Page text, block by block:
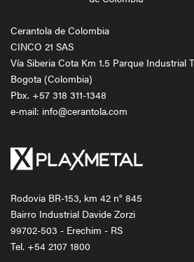
Cerantola de Colombia
CINCO 21 SAS
Vía Siberia Cota Km 1.5 Parque Industrial
Bogota (Colombia)
Pbx. +57 318 311-1348
e-mail: info@cerantola.com
Rodovia BR-153, km 42 n° 845
Bairro Industrial Davide Zorzi
99702-503 - Erechim - RS
Tel. +54 2107 1800